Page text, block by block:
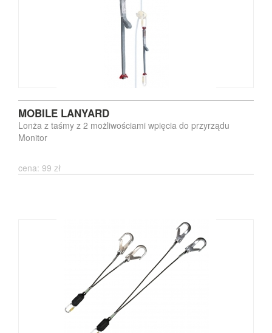
MOBILE LANYARD
Lonża z taśmy z 2 możliwościami wpięcia do przyrządu
Monitor
cena: 99 zł